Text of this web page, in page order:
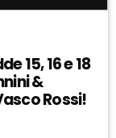
15, 16 e 18
&
Rossi!